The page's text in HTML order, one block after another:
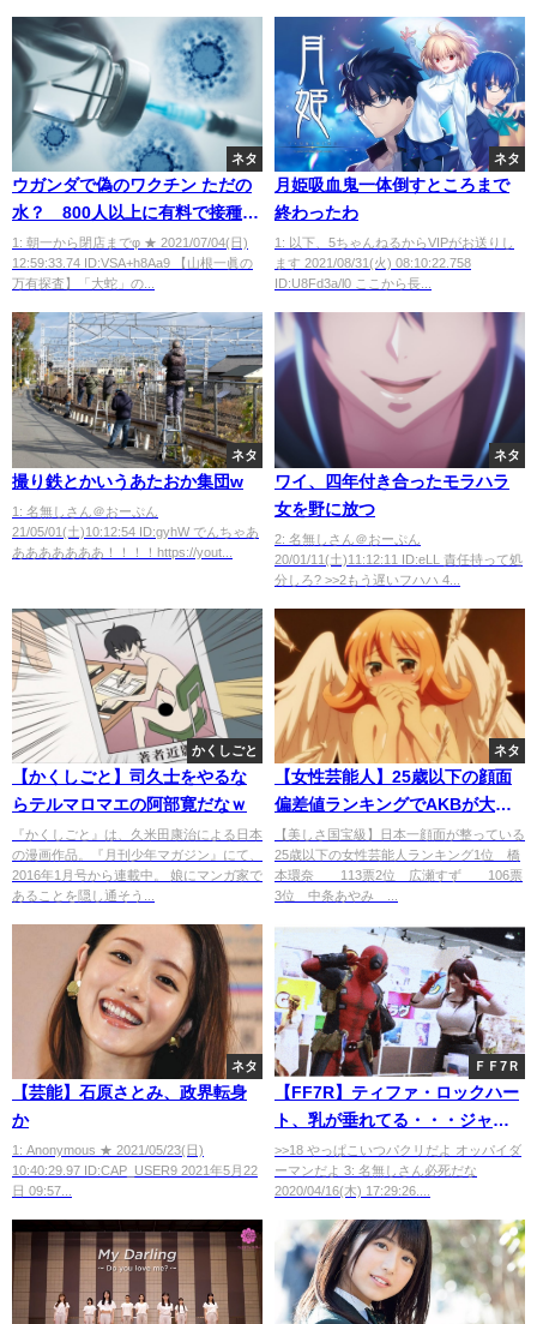
ネタ
ウガンダで偽のワクチン ただの
水？ 800人以上に有料で接種
1回当たり最大20万ウガンダシリ
ング受け取ったか
1: 朝一から閉店までφ ★ 2021/07/04(日)
12:59:33.74 ID:VSA+h8Aa9 【山根一眞の
万有探査】「大蛇」の...
ネタ
月姫吸血鬼一体倒すところまで
終わったわ
1: 以下、5ちゃんねるからVIPがお送りし
ます 2021/08/31(火) 08:10:22.758
ID:U8Fd3a/l0 ここから長...
ネタ
撮り鉄とかいうあたおか集団w
1: 名無しさん＠おーぷん
21/05/01(土)10:12:54 ID:gyhW でんちゃあ
あああああああ！！！！https://yout...
ネタ
ワイ、四年付き合ったモラハラ
女を野に放つ
2: 名無しさん＠おーぷん
20/01/11(土)11:12:11 ID:eLL 責任持って処
分しろ? >>2もう遅いフハハ 4...
かくしごと
【かくしごと】司久士をやるな
らテルマロマエの阿部寛だなｗ
『かくしごと』は、久米田康治による日本
の漫画作品。『月刊少年マガジン』にて、
2016年1月号から連載中。 娘にマンガ家で
あることを隠し通そう...
ネタ
【女性芸能人】25歳以下の顔面
偏差値ランキングでAKBが大健
闘！！
【美しさ国宝級】日本一顔面が整っている
25歳以下の女性芸能人ランキング1位 橋
本環奈 113票2位 広瀬すず 106票
3位 中条あやみ ...
ネタ
【芸能】石原さとみ、政界転身
か
1: Anonymous ★ 2021/05/23(日)
10:40:29.97 ID:CAP_USER9 2021年5月22
日 09:57...
ＦＦ7Ｒ
【FF7R】ティファ・ロックハー
ト、乳が垂れてる・・・ジャン
プでプルンプルン♪
>>18 やっぱこいつパクリだよ オッパイダ
ーマンだよ 3: 名無しさん必死だな
2020/04/16(木) 17:29:26....